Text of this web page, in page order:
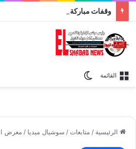
القائمة
الرئيسية / متابعات / سوشيال ميديا / معرض